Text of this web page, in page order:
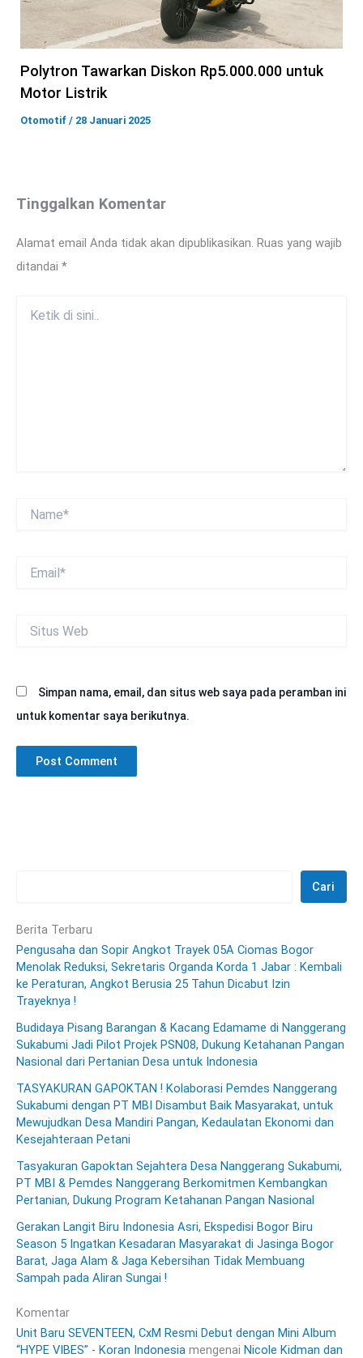
Polytron Tawarkan Diskon Rp5.000.000 untuk
Motor Listrik
Otomotif / 28 Januari 2025
Tinggalkan Komentar
Alamat email Anda tidak akan dipublikasikan. Ruas yang wajib
ditandai *
Web
Simpan nama, email, dan situs web saya pada peramban ini
untuk komentar saya berikutnya.
Cari
Berita Terbaru
Pengusaha dan Sopir Angkot Trayek 05A Ciomas Bogor
Menolak Reduksi, Sekretaris Organda Korda 1 Jabar : Kembali
ke Peraturan, Angkot Berusia 25 Tahun Dicabut Izin
Trayeknya !
Budidaya Pisang Barangan & Kacang Edamame di Nanggerang
Sukabumi Jadi Pilot Projek PSN08, Dukung Ketahanan Pangan
Nasional dari Pertanian Desa untuk Indonesia
TASYAKURAN GAPOKTAN ! Kolaborasi Pemdes Nanggerang
Sukabumi dengan PT MBI Disambut Baik Masyarakat, untuk
Mewujudkan Desa Mandiri Pangan, Kedaulatan Ekonomi dan
Kesejahteraan Petani
Tasyakuran Gapoktan Sejahtera Desa Nanggerang Sukabumi,
PT MBI & Pemdes Nanggerang Berkomitmen Kembangkan
Pertanian, Dukung Program Ketahanan Pangan Nasional
Gerakan Langit Biru Indonesia Asri, Ekspedisi Bogor Biru
Season 5 Ingatkan Kesadaran Masyarakat di Jasinga Bogor
Barat, Jaga Alam & Jaga Kebersihan Tidak Membuang
Sampah pada Aliran Sungai !
Komentar
Unit Baru SEVENTEEN, CxM Resmi Debut dengan Mini Album
“HYPE VIBES” - Koran Indonesia mengenai Nicole Kidman dan